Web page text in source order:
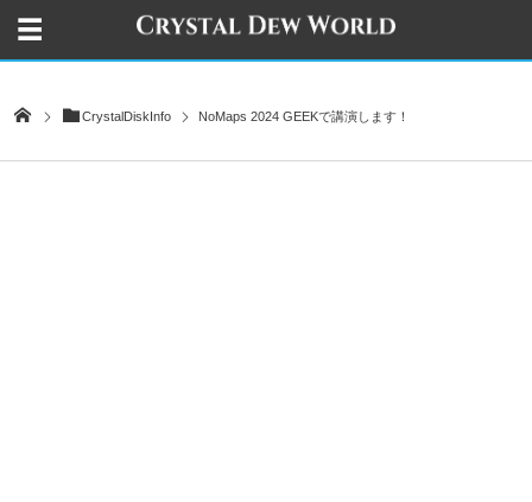
CrystalDiskInfo NoMaps 2024 GEEKで講演します！